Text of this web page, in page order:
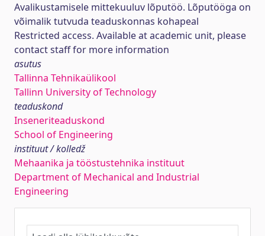
Avalikustamisele mittekuuluv lõputöö. Lõputööga on
võimalik tutvuda teaduskonnas kohapeal
Restricted access. Available at academic unit, please
contact staff for more information
asutus
Tallinna Tehnikaülikool
Tallinn University of Technology
teaduskond
Inseneriteaduskond
School of Engineering
instituut / kolledž
Mehaanika ja tööstustehnika instituut
Department of Mechanical and Industrial
Engineering